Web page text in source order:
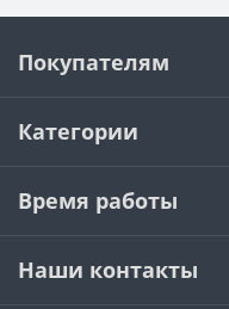
Покупателям
Категории
Время работы
Наши контакты